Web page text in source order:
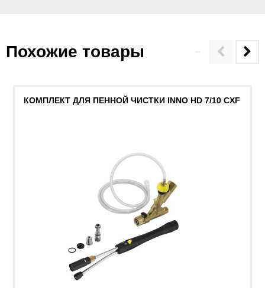
Похожие товары
КОМПЛЕКТ ДЛЯ ПЕННОЙ ЧИСТКИ INNO HD 7/10 CXF